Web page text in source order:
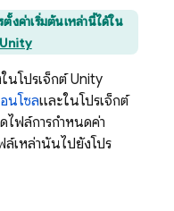
งค่าเริ่มต้นเหล่านี้ได้ใน
นโปรเจ็กต์ Unity
นโซลและในโปรเจ็กต์
ฟล์การกำหนดค่า
เหล่านั้นไปยังโปร